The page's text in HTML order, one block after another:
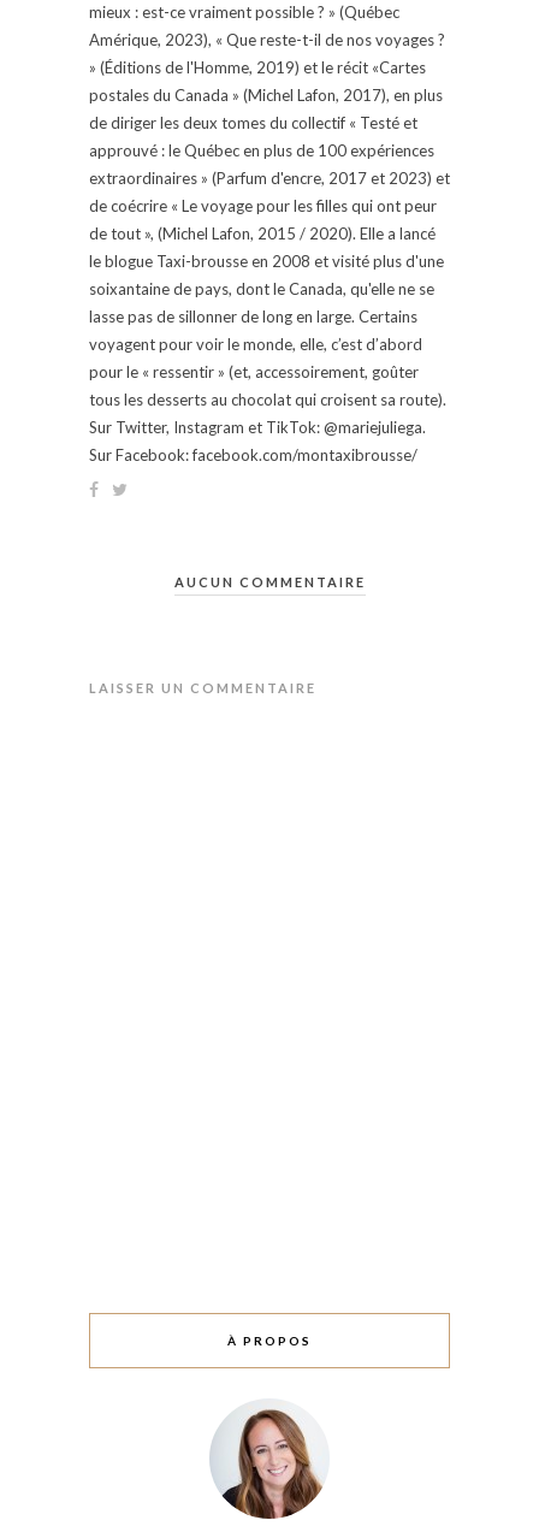
mieux : est-ce vraiment possible ? » (Québec
Amérique, 2023), « Que reste-t-il de nos voyages ?
» (Éditions de l'Homme, 2019) et le récit «Cartes
postales du Canada » (Michel Lafon, 2017), en plus
de diriger les deux tomes du collectif « Testé et
approuvé : le Québec en plus de 100 expériences
extraordinaires » (Parfum d'encre, 2017 et 2023) et
de coécrire « Le voyage pour les filles qui ont peur
de tout », (Michel Lafon, 2015 / 2020). Elle a lancé
le blogue Taxi-brousse en 2008 et visité plus d'une
soixantaine de pays, dont le Canada, qu'elle ne se
lasse pas de sillonner de long en large. Certains
voyagent pour voir le monde, elle, c’est d’abord
pour le « ressentir » (et, accessoirement, goûter
tous les desserts au chocolat qui croisent sa route).
Sur Twitter, Instagram et TikTok: @mariejuliega.
Sur Facebook: facebook.com/montaxibrousse/
AUCUN COMMENTAIRE
LAISSER UN COMMENTAIRE
À PROPOS